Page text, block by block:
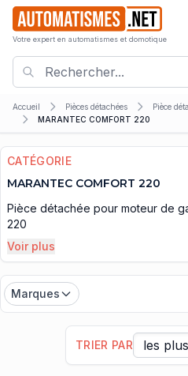
Votre expert en automatismes et domotique
Accueil Pièces détachées
Pièce
MARANTEC COMFORT 220
CATÉGORIE
MARANTEC COMFORT 220
Pièce détachée pour moteur de
220
Voir plus
Marques
TRIER PAR